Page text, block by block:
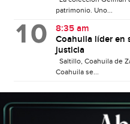
patrimonio. Uno...
8:35 am
Coahuila líder en
justicia
Saltillo, Coahuila de
Coahuila se...